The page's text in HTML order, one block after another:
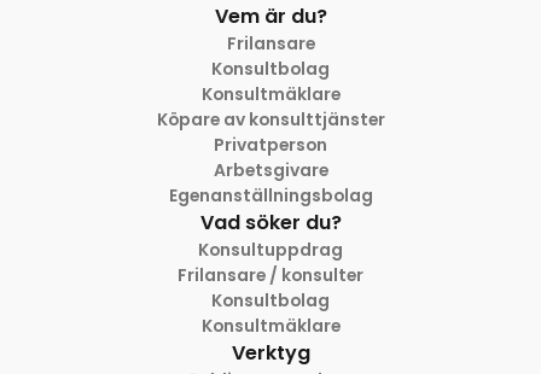
Vem är du?
Frilansare
Konsultbolag
Konsultmäklare
Köpare av konsulttjänster
Privatperson
Arbetsgivare
Egenanställningsbolag
Vad söker du?
Konsultuppdrag
Frilansare / konsulter
Konsultbolag
Konsultmäklare
Verktyg